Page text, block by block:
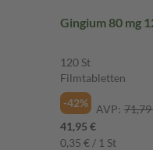
Gingium 80 mg
120 St
Filmtabletten
-42%
AVP:
41,95 €
0,35 € / 1 St